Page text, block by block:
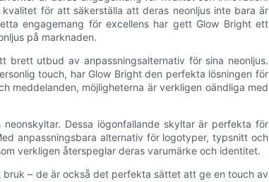
för att säkerställa att deras neonljus inte bara är
engagemang för excellens har gett Glow Bright ett
på marknaden.
utbud av anpassningsalternativ för sina neonljus.
touch, har Glow Bright den perfekta lösningen för
meddelanden, möjligheterna är verkligen oändliga med
Dessa iögonfallande skyltar är perfekta för
anpassningsbara alternativ för logotyper, typsnitt och
verkligen återspeglar deras varumärke och identitet.
bruk – de är också det perfekta sättet att ge en touch av